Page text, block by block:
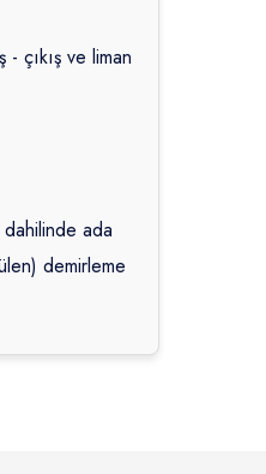
- çıkış ve liman
dahilinde ada
demirleme